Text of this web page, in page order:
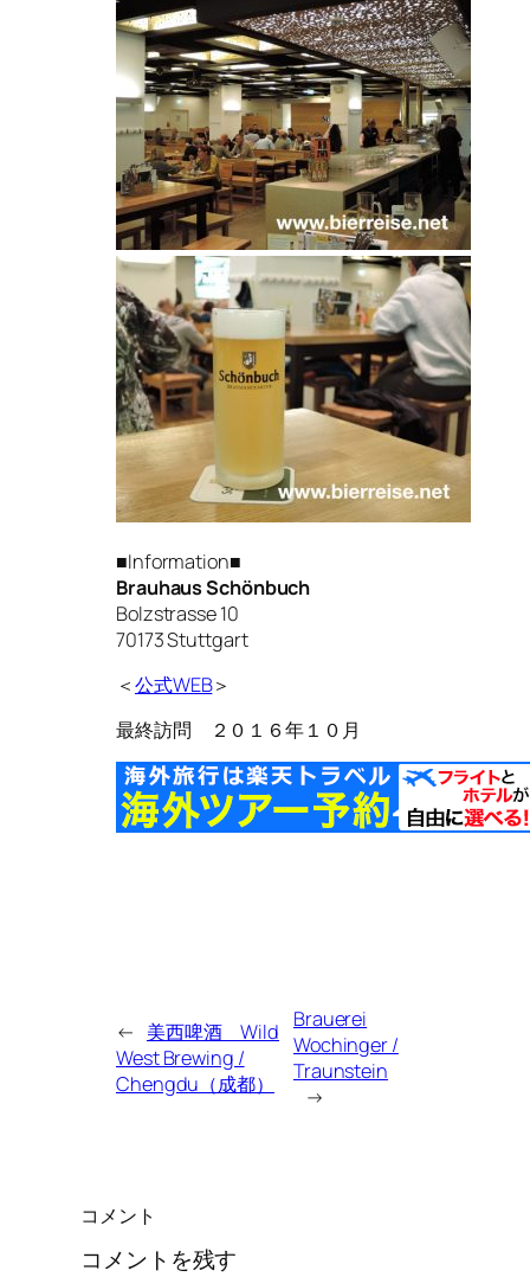
■Information■
Brauhaus Schönbuch
Bolzstrasse 10
70173 Stuttgart
＜公式WEB＞
最終訪問 ２０１６年１０月
← 美西啤酒 Wild
West Brewing /
Chengdu（成都）
Brauerei
Wochinger /
Traunstein
→
コメント
コメントを残す